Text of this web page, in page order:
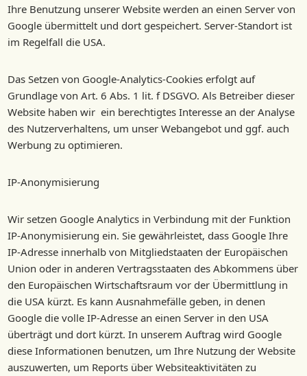
Ihre Benutzung unserer Website werden an einen Server von
Google übermittelt und dort gespeichert. Server-Standort ist
im Regelfall die USA.
Das Setzen von Google-Analytics-Cookies erfolgt auf
Grundlage von Art. 6 Abs. 1 lit. f DSGVO. Als Betreiber dieser
Website haben wir ein berechtigtes Interesse an der Analyse
des Nutzerverhaltens, um unser Webangebot und ggf. auch
Werbung zu optimieren.
IP-Anonymisierung
Wir setzen Google Analytics in Verbindung mit der Funktion
IP-Anonymisierung ein. Sie gewährleistet, dass Google Ihre
IP-Adresse innerhalb von Mitgliedstaaten der Europäischen
Union oder in anderen Vertragsstaaten des Abkommens über
den Europäischen Wirtschaftsraum vor der Übermittlung in
die USA kürzt. Es kann Ausnahmefälle geben, in denen
Google die volle IP-Adresse an einen Server in den USA
überträgt und dort kürzt. In unserem Auftrag wird Google
diese Informationen benutzen, um Ihre Nutzung der Website
auszuwerten, um Reports über Websiteaktivitäten zu